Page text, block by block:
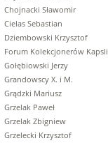
Chojnacki Sławomir
Cielas Sebastian
Dziembowski Krzysztof
Forum Kolekcjonerów Kapsli
Gołębiowski Jerzy
Grandowscy X. i M.
Grądzki Mariusz
Grzelak Paweł
Grzelak Zbigniew
Grzelecki Krzysztof